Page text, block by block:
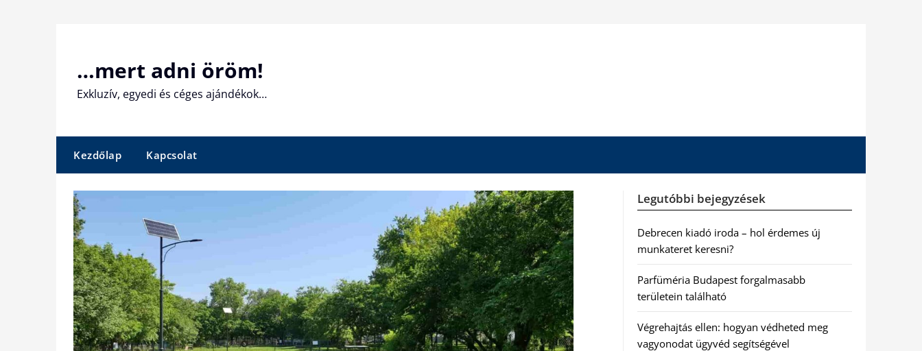
…mert adni öröm!
Exkluzív, egyedi és céges ajándékok…
Kezdőlap Kapcsolat
Legutóbbi bejegyzések
Debrecen kiadó iroda – hol érdemes új
munkateret keresni?
Parfüméria Budapest forgalmasabb
területein található
Végrehajtás ellen: hogyan védheted meg
vagyonodat ügyvéd segítségével